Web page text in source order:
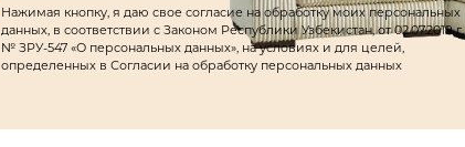
Нажимая кнопку, я даю свое согласие на обработку моих персональных
данных, в соответствии с Законом Республики Узбекистан, от 02.07.2019 г.
№ ЗРУ-547 «О персональных данных», на условиях и для целей,
определенных в Согласии на обработку персональных данных